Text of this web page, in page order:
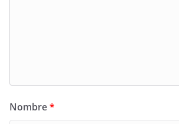
Nombre*